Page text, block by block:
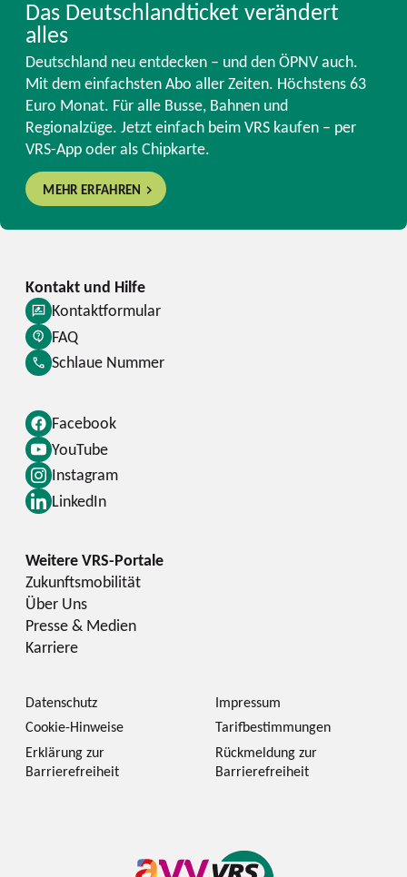
Das Deutschlandticket verändert
alles
Deutschland neu entdecken – und den ÖPNV auch.
Mit dem einfachsten Abo aller Zeiten. Höchstens 63
Euro Monat. Für alle Busse, Bahnen und
Regionalzüge. Jetzt einfach beim VRS kaufen – per
VRS-App oder als Chipkarte.
MEHR ERFAHREN
Facebook
YouTube
Instagram
LinkedIn
Kontaktformular
FAQ
Schlaue Nummer
Zukunftsmobilität
Über Uns
Presse & Medien
Karriere
Datenschutz
Impressum
Cookie-Hinweise
Tarifbestimmungen
Erklärung zur
Barrierefreiheit
Rückmeldung zur
Barrierefreiheit